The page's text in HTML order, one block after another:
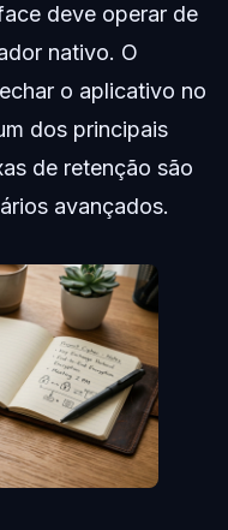
deve operar de
nativo. O
o aplicativo no
dos principais
de retenção são
avançados.